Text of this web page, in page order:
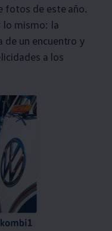
fotos de este año.
lo mismo: la
de un encuentro y
a los